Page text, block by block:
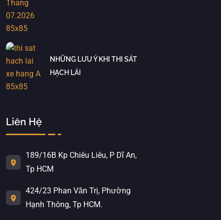
NHỮNG LƯU Ý KHI THI SÁT
HẠCH LÁI
Liên Hệ
189/16B Kp Chiêu Liêu, P Dĩ An,
Tp HCM
424/23 Phan Văn Trị, Phường
Hạnh Thông, Tp HCM.